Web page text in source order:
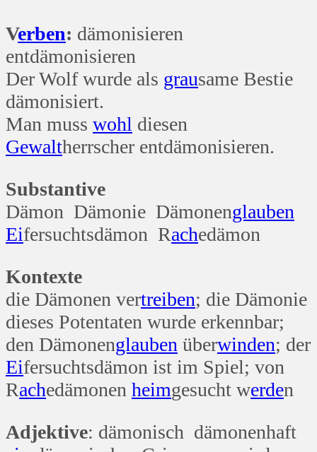
Verben: dämonisieren
entdämonisieren
Der Wolf wurde als grausame Bestie
dämonisiert.
Man muss wohl diesen
Gewaltherrscher entdämonisieren.
Substantive
Dämon Dämonie Dämonenglauben
Eifersuchtsdämon Rachedämon
Kontexte
die Dämonen vertreiben; die Dämonie
dieses Potentaten wurde erkennbar;
den Dämonenglauben überwinden; der
Eifersuchtsdämon ist im Spiel; von
Rachedämonen heimgesucht werden
Adjektive: dämonisch dämonenhaft